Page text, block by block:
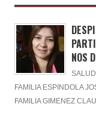
NOS
FAMILIA ESPINDOLA
FAMILIA GIMENEZ